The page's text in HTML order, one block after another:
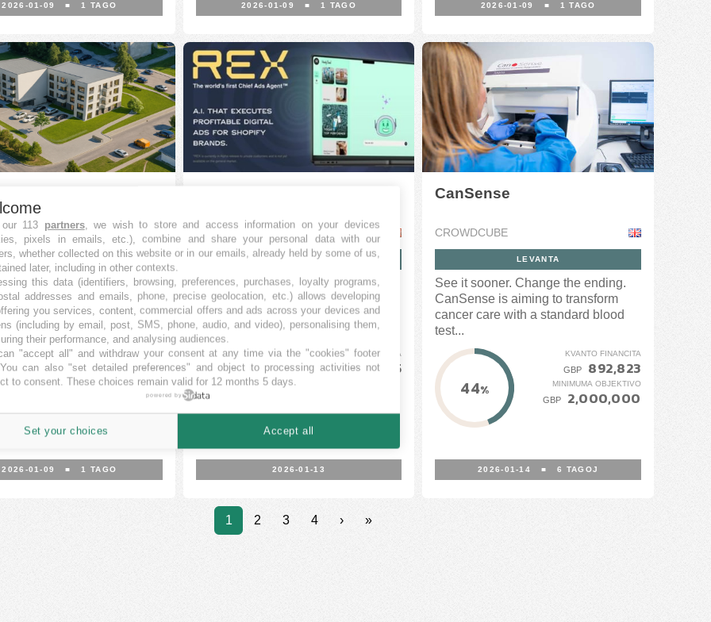
2026-01-09 ■1 TAGO 2026-01-09 ■1 TAGO 2026-01-09 ■ 1 TAGO
87C, Kaunas,
(8 stage)
LEVANTA
%
KVANTO FINANCITA
EUR 29,244
MINIMUMA OBJEKTIVO
103,400
11
21.08
2026-01-09 ■1 TAGO
STARTENGINE
LEVANTA
The world's first Chief Ads Agent™ -
AI that executes profitable digital
ads for Shopify brands is currently...
n.d.
KVANTO FINANCITA
USD 189,412.5
2026-01-13
CanSense
CROWDCUBE
LEVANTA
See it sooner. Change the ending.
CanSense is aiming to transform
cancer care with a standard blood
test...
44%
KVANTO FINANCITA
GBP 892,823
MINIMUMA OBJEKTIVO
GBP 2,000,000
2026-01-14 ■6 TAGOJ
1 2 3 4 › »
113 partners, we wish to store and access information on your devices
pixels in emails, etc.), combine and share your personal data with our
whether collected on this website or in our emails, already held by some of us,
later, including in other contexts.
this data (identifiers, browsing, preferences, purchases, loyalty programs,
addresses and emails, phone, precise geolocation, etc.) allows developing
you services, content, commercial offers and ads across your devices and
(including by email, post, SMS, phone, audio, and video), personalising them,
their performance, and analysing audiences.
"accept all" and withdraw your consent at any time via the "cookies" footer
can also "set detailed preferences" and object to processing activities not
to consent. These choices remain valid for 12 months 5 days.
powered by
Set your choices Accept all